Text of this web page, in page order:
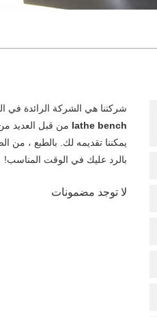
شركتنا هي الشركة الرائدة في
lathe bench من قبل العديد من
يمكننا تقديمه لك. بالطبع ، من
بالرد عليك في الوقت المناسب!
لا توجد مضمونات